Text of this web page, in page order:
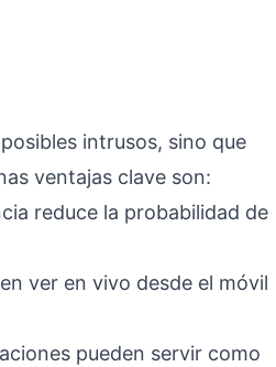
intrusos, sino que
ventajas clave son:
reduce la probabilidad de
ver en vivo desde el móvil
pueden servir como